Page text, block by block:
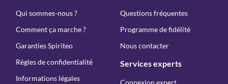
Qui sommes-nous ?
Comment ça marche ?
Garanties Spiriteo
Règles de confidentialité
Informations légales
Questions fréquentes
Programme de fidélité
Nous contacter
Services experts
Connexion expert